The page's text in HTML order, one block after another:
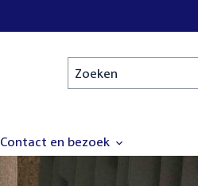
Zoeken
Contact en bezoek